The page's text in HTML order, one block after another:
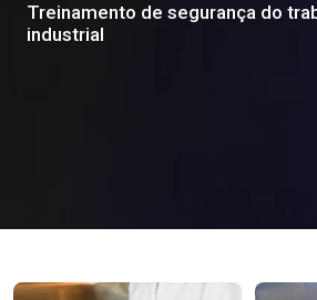
Treinamento de segurança do
industrial